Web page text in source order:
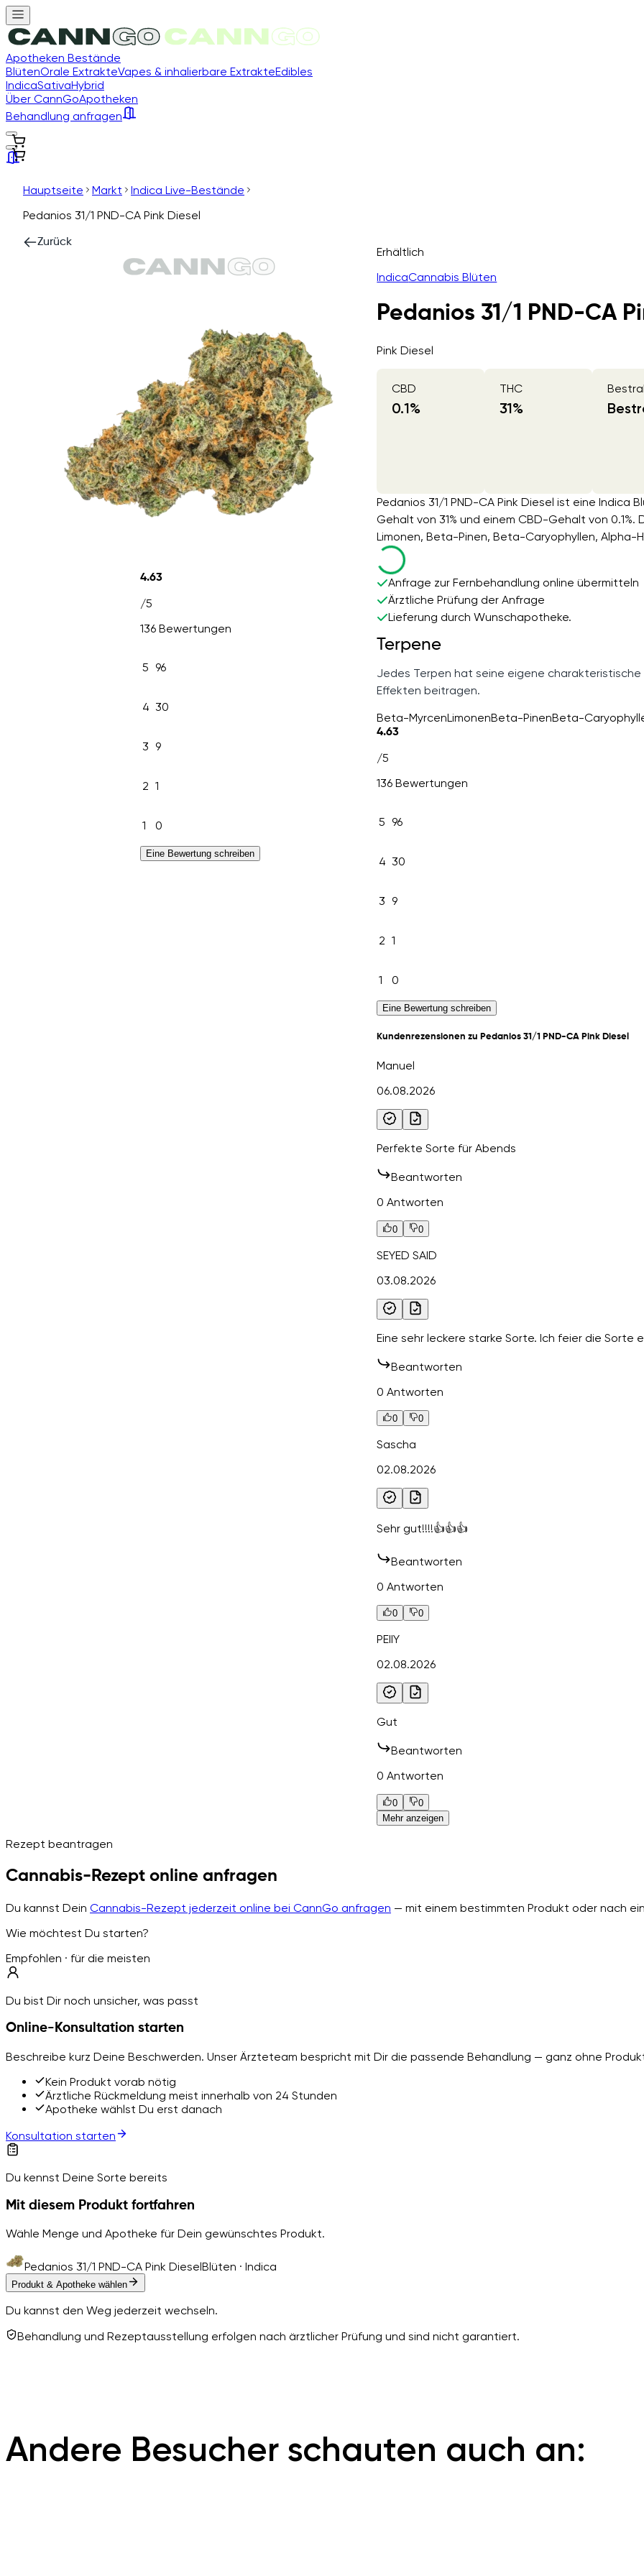
Apotheken Bestände
BlütenOrale ExtrakteVapes & inhalierbare ExtrakteEdibles
IndicaSativaHybrid
Über CannGoApotheken
Behandlung anfragen
Hauptseite Markt
Indica Live-Bestände
Pedanios 31/1 PND-CA Pink Diesel
Zurück
4.63
/5
136 Bewertungen
5 96
4 30
3 9
2 1
1 0
Eine Bewertung schreiben
Erhältlich
IndicaCannabis Blüten
Pedanios 31/1 PND-CA
Pink Diesel
CBD
0.1%
THC
31%
Pedanios 31/1 PND-CA Pink Diesel ist eine Indica
Gehalt von 31% und einem CBD-Gehalt von
Limonen, Beta-Pinen, Beta-Caryophyllen, Alpha-
Anfrage zur Fernbehandlung online übermitteln
Ärztliche Prüfung der Anfrage
Lieferung durch Wunschapotheke.
Terpene
Jedes Terpen hat seine eigene charakteristische
Effekten beitragen.
Beta-MyrcenLimonenBeta-PinenBeta-
4.63
/5
136 Bewertungen
5 96
4 30
3 9
2 1
1 0
Eine Bewertung schreiben
Kundenrezensionen zu Pedanios 31/1 PND-CA Pink Diesel
Manuel
06.08.2026
Perfekte Sorte für Abends
Beantworten
0 Antworten
0 0
SEYED SAID
03.08.2026
Eine sehr leckere starke Sorte. Ich feier die Sorte
Beantworten
0 Antworten
0 0
Sascha
02.08.2026
Sehr gut!!!!👍👍👍
Beantworten
0 Antworten
0 0
PEIIY
02.08.2026
Gut
Beantworten
0 Antworten
0
0
Mehr anzeigen
Rezept beantragen
Cannabis-Rezept online anfragen
Du kannst Dein Cannabis-Rezept jederzeit online bei CannGo anfragen — mit einem bestimmten Produkt oder nach
Wie möchtest Du starten?
Empfohlen · für die meisten
Du bist Dir noch unsicher, was passt
Online-Konsultation starten
Beschreibe kurz Deine Beschwerden. Unser Ärzteteam bespricht mit Dir die passende Behandlung — ganz ohne
Kein Produkt vorab nötig
Ärztliche Rückmeldung meist innerhalb von 24 Stunden
Apotheke wählst Du erst danach
Konsultation starten
Du kennst Deine Sorte bereits
Mit diesem Produkt fortfahren
Wähle Menge und Apotheke für Dein gewünschtes Produkt.
Pedanios 31/1 PND-CA Pink DieselBlüten · Indica
Produkt & Apotheke wählen
Du kannst den Weg jederzeit wechseln.
Behandlung und Rezeptausstellung erfolgen nach ärztlicher Prüfung und sind nicht garantiert.
Andere Besucher schauten auch an: